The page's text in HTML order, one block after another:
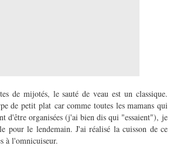
de mijotés, le sauté de veau est un classique.
de petit plat car comme toutes les mamans qui
d'être organisées (j'ai bien dis qui "essaient"), je
pour le lendemain. J'ai réalisé la cuisson de ce
à l'omnicuiseur.